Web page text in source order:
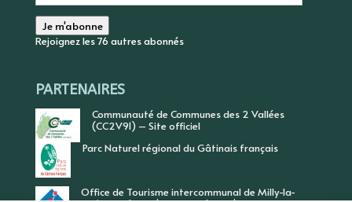
mail
Je m'abonne
Rejoignez les 76 autres abonnés
PARTENAIRES
Communauté de Communes des 2 Vallées
(CC2V91) – Site officiel
Parc Naturel régional du Gâtinais français
Office de Tourisme intercommunal de Milly-la-